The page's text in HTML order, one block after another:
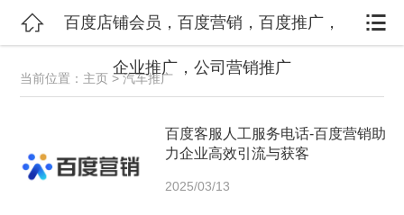
 百度店铺会员，百度营销，百度推广，
企业推广，公司营销推广

当前位置： 主页 > 汽车推广
百度客服人工服务电话-百度营销助
力企业高效引流与获客
2025/03/13